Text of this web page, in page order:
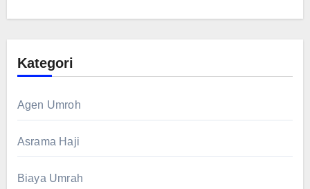
Kategori
Agen Umroh
Asrama Haji
Biaya Umrah